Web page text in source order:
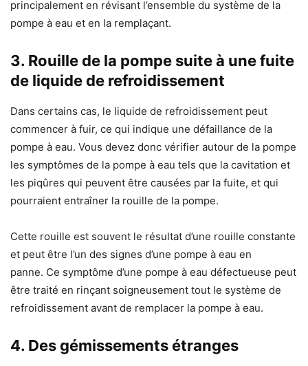
principalement en révisant l’ensemble du système de la
pompe à eau et en la remplaçant.
3. Rouille de la pompe suite à une fuite
de liquide de refroidissement
Dans certains cas, le liquide de refroidissement peut
commencer à fuir, ce qui indique une défaillance de la
pompe à eau. Vous devez donc vérifier autour de la pompe
les symptômes de la pompe à eau tels que la cavitation et
les piqûres qui peuvent être causées par la fuite, et qui
pourraient entraîner la rouille de la pompe.
Cette rouille est souvent le résultat d’une rouille constante
et peut être l’un des signes d’une pompe à eau en
panne. Ce symptôme d’une pompe à eau défectueuse peut
être traité en rinçant soigneusement tout le système de
refroidissement avant de remplacer la pompe à eau.
4. Des gémissements étranges